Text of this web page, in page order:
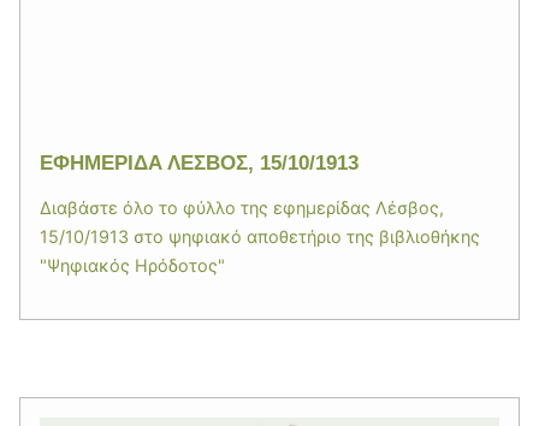
ΕΦΗΜΕΡΙΔΑ ΛΕΣΒΟΣ, 15/10/1913
Διαβάστε όλο το φύλλο της εφημερίδας Λέσβος,
15/10/1913 στο ψηφιακό αποθετήριο της βιβλιοθήκης
"Ψηφιακός Ηρόδοτος"